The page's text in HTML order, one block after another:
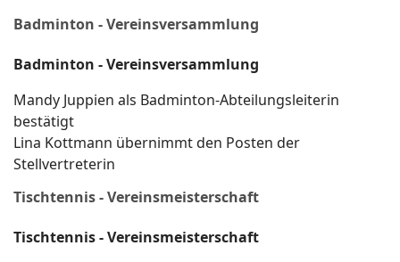
Badminton - Vereinsversammlung
Badminton - Vereinsversammlung
Mandy Juppien als Badminton-Abteilungsleiterin
bestätigt
Lina Kottmann übernimmt den Posten der
Stellvertreterin
Tischtennis - Vereinsmeisterschaft
Tischtennis - Vereinsmeisterschaft